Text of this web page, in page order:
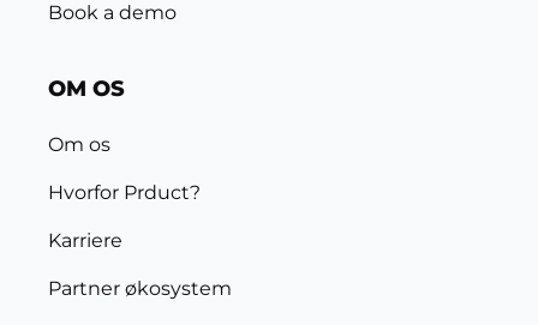
Book a demo
OM OS
Om os
Hvorfor Prduct?
Karriere
Partner økosystem